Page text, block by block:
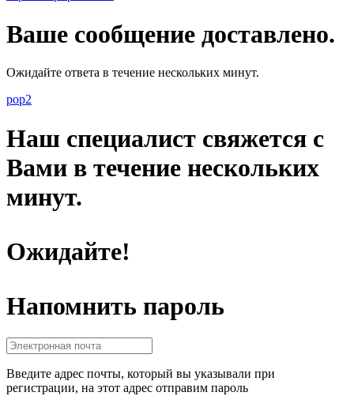
Ваше сообщение доставлено.
Ожидайте ответа в течение нескольких минут.
pop2
Наш специалист свяжется с
Вами в течение нескольких
минут.
Ожидайте!
Напомнить пароль
Введите адрес почты, который вы указывали при
регистрации, на этот адрес отправим пароль